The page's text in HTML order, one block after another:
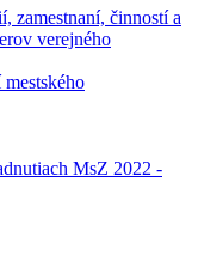
zamestnaní, činností a
verejného
MsZ 2022 -